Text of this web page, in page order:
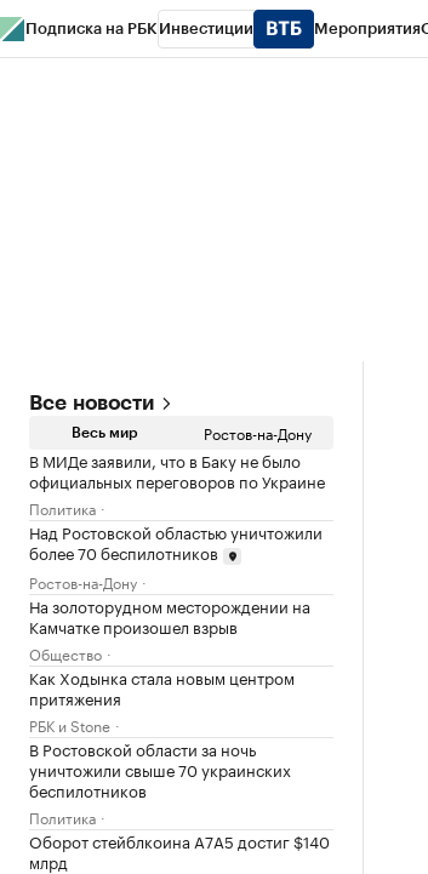
Подписка на РБК Инвестиции Мероприятия
Все новости
Весь мир Ростов-на-Дону
В МИДе заявили, что в Баку не было
официальных переговоров по Украине
Политика
Над Ростовской областью уничтожили
более 70 беспилотников
Ростов-на-Дону
На золоторудном месторождении на
Камчатке произошел взрыв
Общество
Как Ходынка стала новым центром
притяжения
РБК и Stone
В Ростовской области за ночь
уничтожили свыше 70 украинских
беспилотников
Политика
Оборот стейблкоина А7А5 достиг $140
млрд